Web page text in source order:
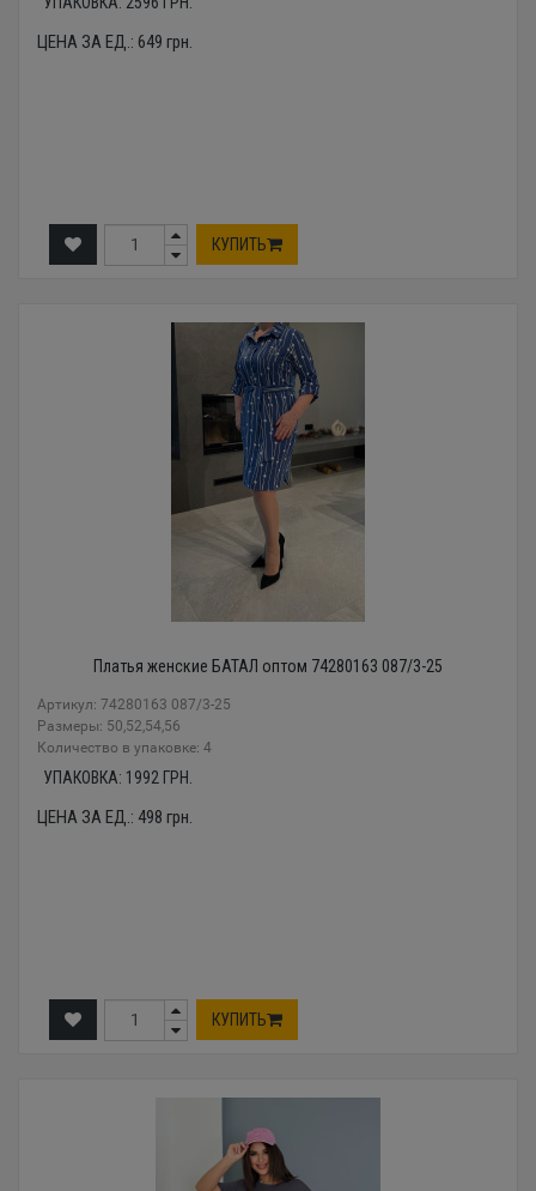
ЦЕНА ЗА ЕД.: 649 грн.
КУПИТЬ
Платья женские БАТАЛ оптом 74280163 087/3-25
Артикул: 74280163 087/3-25
Размеры: 50,52,54,56
Количество в упаковке: 4
УПАКОВКА: 1992 ГРН.
ЦЕНА ЗА ЕД.: 498 грн.
КУПИТЬ